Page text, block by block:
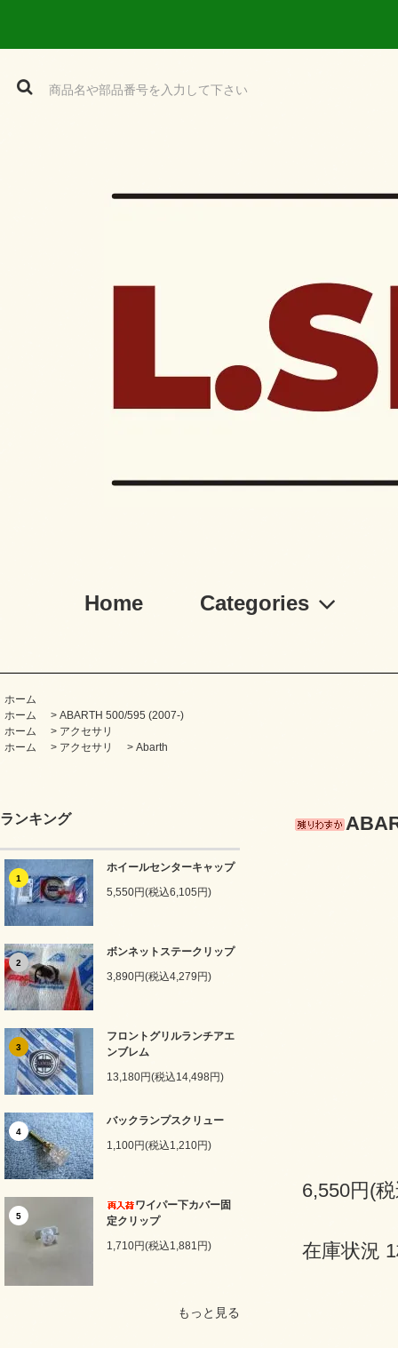
Home Categories
ホーム
ホーム
> ABARTH 500/595 (2007-)
ホーム
> アクセサリ
ホーム
> アクセサリ > Abarth
ランキング
1
ホイールセンターキャップ
5,550円(税込6,105円)
2
ボンネットステークリップ
3,890円(税込4,279円)
3
フロントグリルランチアエ
ンブレム
13,180円(税込14,498円)
4
バックランプスクリュー
1,100円(税込1,210円)
5
ワイパー下カバー固
定クリップ
1,710円(税込1,881円)
もっと見る
6,550円(
在庫状況